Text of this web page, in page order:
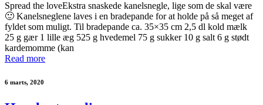
Spread the loveEkstra snaskede kanelsnegle, lige som de skal være
🙂 Kanelsneglene laves i en bradepande for at holde på så meget af
fyldet som muligt. Til bradepande ca. 35×35 cm 2,5 dl kold mælk
25 g gær 1 lille æg 525 g hvedemel 75 g sukker 10 g salt 6 g stødt
kardemomme (kan
Read more
6 marts, 2020